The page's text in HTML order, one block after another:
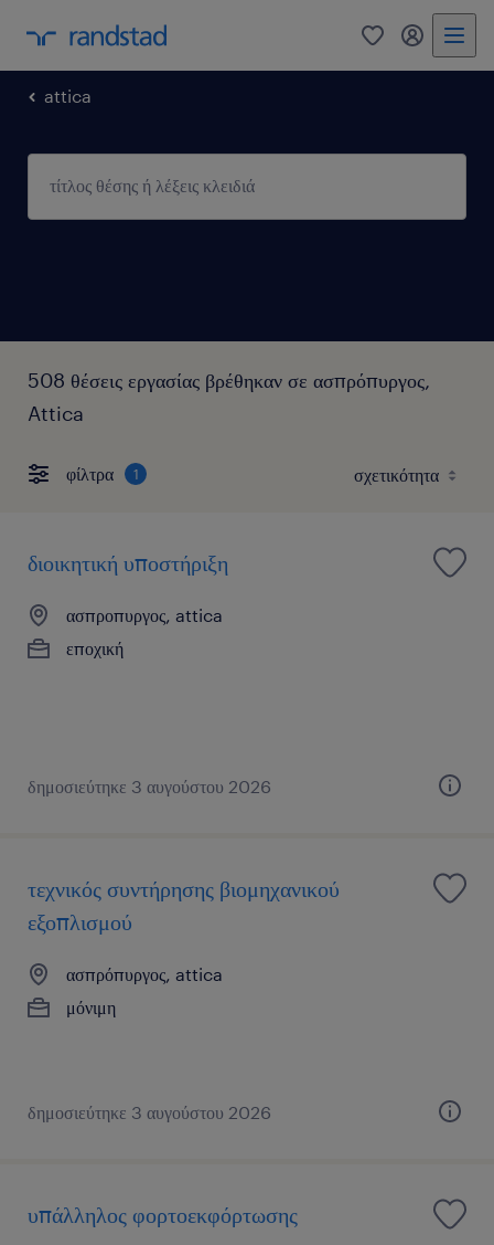
0 my
attica
508 θέσεις εργασίας βρέθηκαν σε ασπρόπυργος,
Attica
φίλτρα 1
διοικητική υποστήριξη
ασπροπυργος, attica
εποχική
δημοσιεύτηκε 3 αυγούστου 2026
τεχνικός συντήρησης βιομηχανικού
εξοπλισμού
ασπρόπυργος, attica
μόνιμη
δημοσιεύτηκε 3 αυγούστου 2026
υπάλληλος φορτοεκφόρτωσης